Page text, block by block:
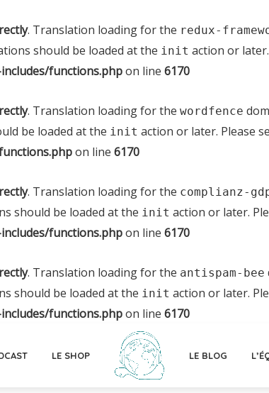
. Translation loading for the redux-
should be loaded at the init action or
functions.phpon line 6170
. Translation loading for the wordfence
be loaded at the init action or later. Please
on line 6170
. Translation loading for the complianz-
should be loaded at the init action or later.
functions.phpon line 6170
. Translation loading for the antispam-bee
should be loaded at the init action or later.
functions.phpon line 6170
LE SHOP LE BLOG